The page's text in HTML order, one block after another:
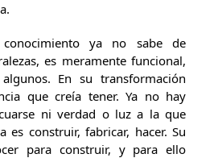
conocimiento ya no sabe de
es meramente funcional,
En su transformación
que creía tener. Ya no hay
ni verdad o luz a la que
es construir, fabricar, hacer. Su
para construir, y para ello